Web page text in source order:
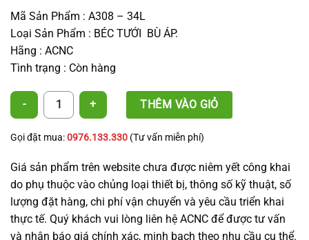
Mã Sản Phẩm : A308 – 34L
Loại Sản Phẩm : BÉC TƯỚI BÙ ÁP.
Hãng : ACNC
Tình trạng : Còn hàng
Béc A308-34L - CNC + Đuôi số lượngTHÊM VÀO GIỎ
Gọi đặt mua:0976.133.330 (Tư vấn miễn phí)
Giá sản phẩm trên website chưa được niêm yết công khai
do phụ thuộc vào chủng loại thiết bị, thông số kỹ thuật, số
lượng đặt hàng, chi phí vận chuyển và yêu cầu triển khai
thực tế. Quý khách vui lòng liên hệ ACNC để được tư vấn
và nhận báo giá chính xác, minh bạch theo nhu cầu cụ thể.